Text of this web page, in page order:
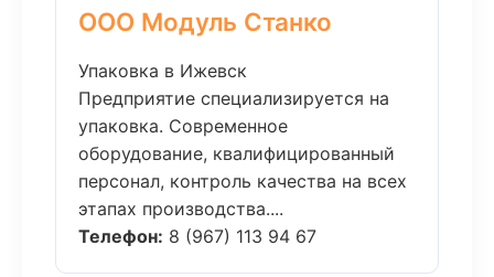
ООО Модуль Станко
Упаковка в Ижевск
Предприятие специализируется на
упаковка. Современное
оборудование, квалифицированный
персонал, контроль качества на всех
этапах производства....
Телефон: 8 (967) 113 94 67